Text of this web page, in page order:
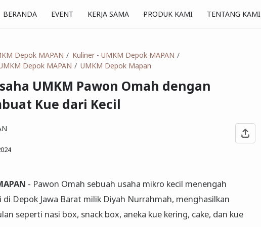
BERANDA EVENT KERJA SAMA PRODUK KAMI TENTANG KAMI
Depok MAPAN
Kuliner - UMKM Depok MAPAN
Depok MAPAN
UMKM Depok Mapan
UMKM Pawon Omah dengan
Kue dari Kecil
- Pawon Omah sebuah usaha mikro kecil menengah
Depok Jawa Barat milik Diyah Nurrahmah, menghasilkan
seperti nasi box, snack box, aneka kue kering, cake, dan kue